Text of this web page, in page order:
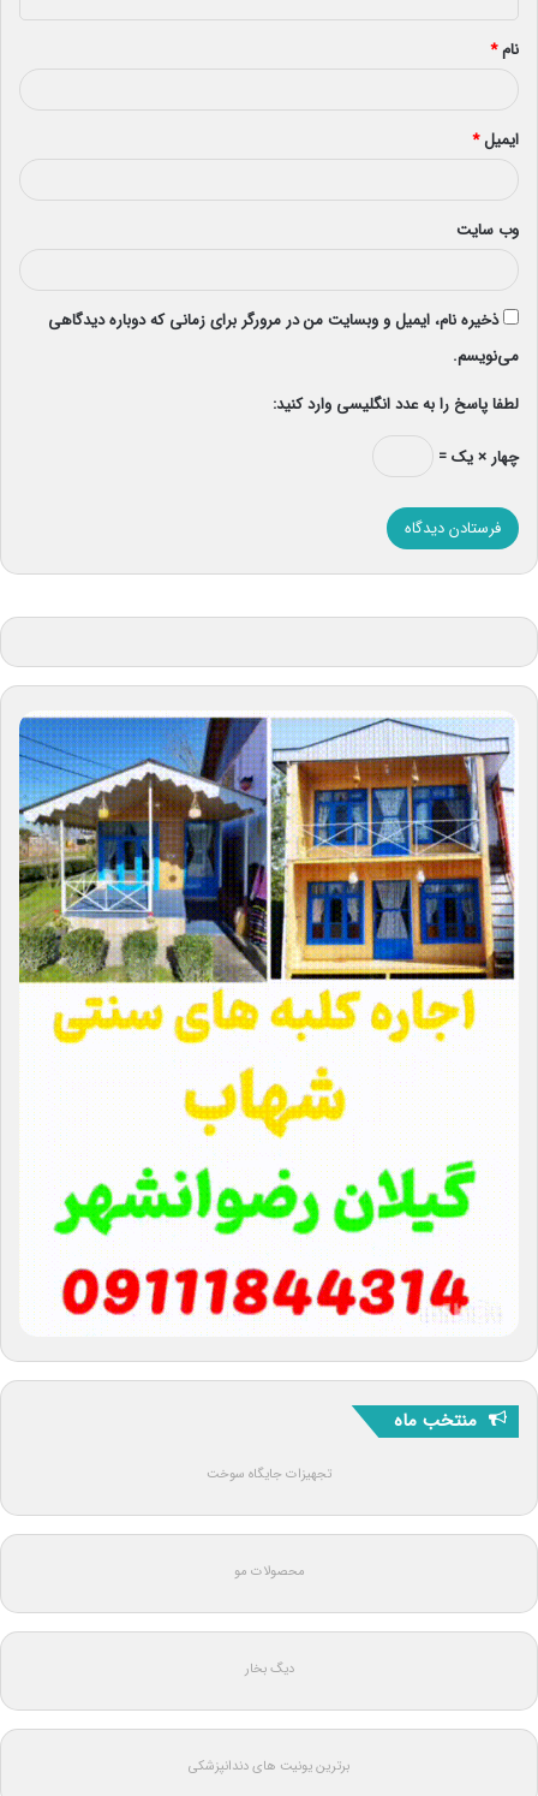
*
نام*
ایمیل*
وب‌ سایت
ذخیره نام، ایمیل و وبسایت من در مرورگر برای زمانی که دوباره دیدگاهی
می‌نویسم.
لطفا پاسخ را به عدد انگلیسی وارد کنید:
چهار × یک =
منتخب ماه
تجهیزات جایگاه سوخت
محصولات مو
دیگ بخار
برترین یونیت های دندانپزشکی